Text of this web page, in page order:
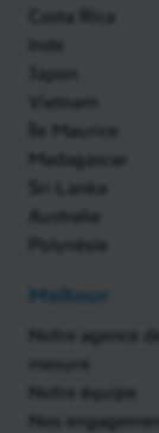
Costa Rica
Inde
Japon
Vietnam
Île Maurice
Madagascar
Sri Lanka
Australie
Polynésie
Meltour
Notre agence
mesure
Notre équipe
Nos